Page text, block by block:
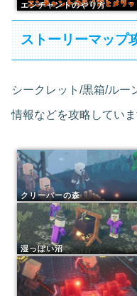
エンチャントのやり方
ストーリーマップ
シークレット/黒箱/ルー
情報などを攻略してい
クリーパーの森
湿っぽい沼